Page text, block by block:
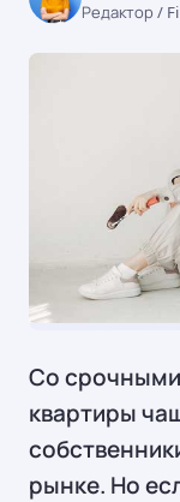
Редактор /
КРЕДИТЫ
Со
квартиры
рынке. Но